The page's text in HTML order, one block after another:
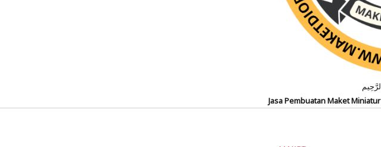
Jasa Pembuatan Maket